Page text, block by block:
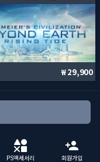
29,900
PS액세서리 회원가입